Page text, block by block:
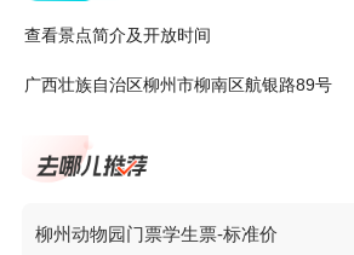
查看景点简介及开放时间
广西壮族自治区柳州市柳南区航银路89号
柳州动物园门票学生票-标准价